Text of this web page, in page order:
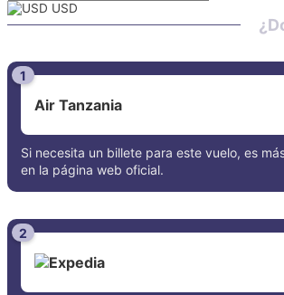
USD
1
Air Tanzania
Si necesita un billete para este vuelo, es
en la página web oficial.
2